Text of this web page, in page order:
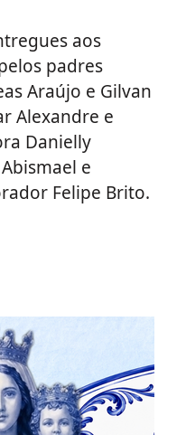
aos
padres
Araújo e Gilvan
Alexandre e
Danielly
e
Felipe Brito.